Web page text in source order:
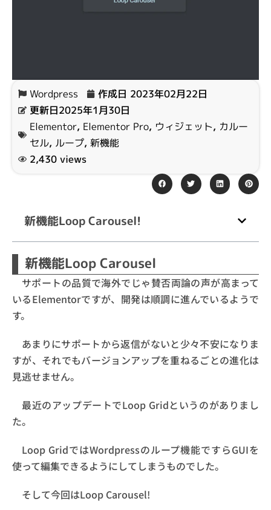
Wordpress 作成日 2023年02月22日
更新日2025年1月30日
Elementor, Elementor Pro, ウィジェット, カルー
セル, ループ, 新機能
2,430 views
新機能Loop Carousel!
新機能Loop Carousel
サポートの品質で海外でじゃ賛否両論の声が高まって
いるElementorですが、開発は順調に進んでいるようで
す。
あまりにサポートから返信がないと少々不安になりま
すが、それでもバージョンアップを重ねるごとの進化は
見逃せません。
最近のアップデートでLoop Gridというのがありまし
た。
Loop GridではWordpressのループ機能ですらGUIを
使って編集できるようにしてしまうものでした。
そして今回はLoop Carousel!